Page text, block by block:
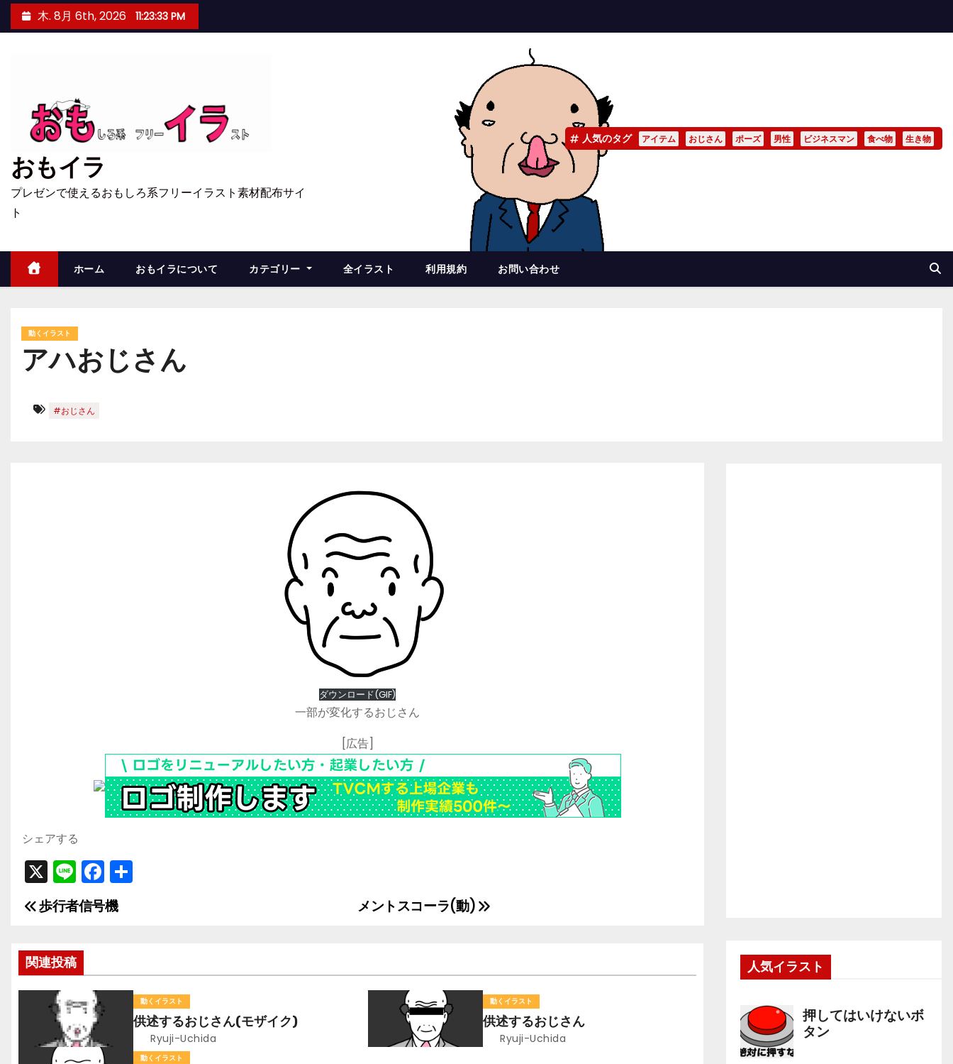
ン
木. 8月 6th, 2026 11:23:34 PM
おもイラ
プレゼンで使えるおもしろ系フリーイラスト素材配布サイ
ト
人気のタグ アイテム おじさん ポーズ 男性 ビジネスマン 食べ物 生き物
ホーム おもイラについて カテゴリー 全イラスト 利用規約 お問い合わせ
動くイラスト
アハおじさん
#おじさん
ダウンロード(GIF)
一部が変化するおじさん
[広告]
シェアする
X Li
n
e
F
a
c
o
o
投
ナ
メントスコーラ(動)
歩行者信号機
関連投稿
動くイラスト
供述するおじさん(モザイク)
Ryuji-Uchida
動くイラスト
供述するおじさん
Ryuji-Uchida
動くイラスト
人気イラスト